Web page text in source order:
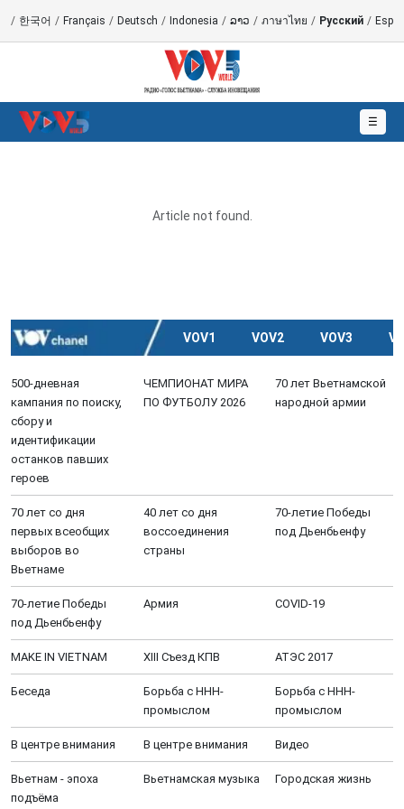
/ 한국어 / Français / Deutsch / Indonesia / ລາວ / ภาษาไทย / Русский /
☰
Article not found.
VOV1 VOV2 VOV3
500-дневная
кампания по поиску,
сбору и
идентификации
останков павших
героев
ЧЕМПИОНАТ МИРА
ПО ФУТБОЛУ 2026
70 лет Вьетнамской
народной армии
70 лет со дня
первых всеобщих
выборов во
Вьетнаме
40 лет со дня
воссоединения
страны
70-летие Победы
под Дьенбьенфу
70-летие Победы
под Дьенбьенфу
Aрмия COVID-19
MAKE IN VIETNAM XIII Cъезд КПВ АТЭС 2017
Беседа
Борьба с ННН-
промыслом
Борьба с ННН-
промыслом
В центре внимания В центре внимания Видео
Вьетнам - эпоха
подъёма
Вьетнамская музыка Городская жизнь